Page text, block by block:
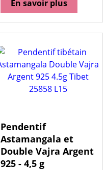
En savoir plus
Pendentif
Astamangala et
Double Vajra Argent
925 - 4,5 g